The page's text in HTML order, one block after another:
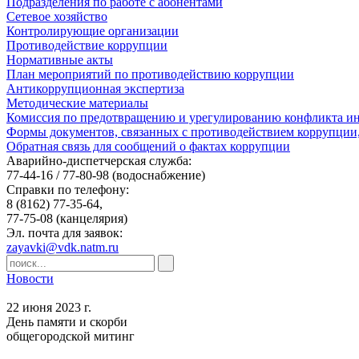
Сетевое хозяйство
Контролирующие организации
Противодействие коррупции
Нормативные акты
План мероприятий по противодействию коррупции
Антикоррупционная экспертиза
Методические материалы
Комиссия по предотвращению и урегулированию конфликта
Формы документов, связанных с противодействием
Обратная связь для сообщений о фактах коррупции
Аварийно-диспетчерская служба:
77-44-16 / 77-80-98 (водоснабжение)
Справки по телефону:
8 (8162) 77-35-64,
77-75-08 (канцелярия)
Эл. почта для заявок:
zayavki@vdk.natm.ru
Новости
22 июня 2023 г.
День памяти и скорби
общегородской митинг